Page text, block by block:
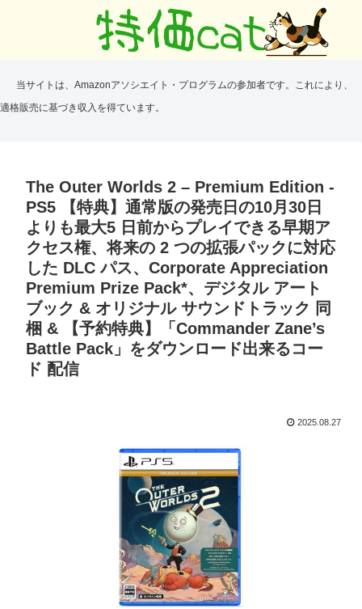
当サイトは、Amazonアソシエイト・プログラムの参加者です。これにより、
適格販売に基づき収入を得ています。
The Outer Worlds 2 – Premium Edition -
PS5 【特典】通常版の発売日の10月30日
よりも最大5 日前からプレイできる早期ア
クセス権、将来の 2 つの拡張パックに対応
した DLC パス、Corporate Appreciation
Premium Prize Pack*、デジタル アート
ブック & オリジナル サウンドトラック 同
梱 & 【予約特典】「Commander Zane’s
Battle Pack」をダウンロード出来るコー
ド 配信
2025.08.27